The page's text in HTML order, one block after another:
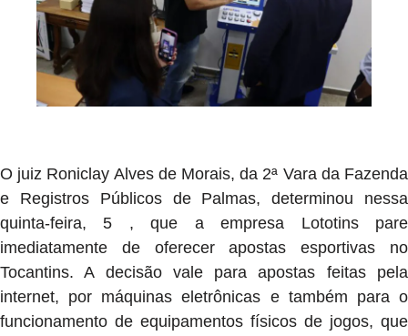
O juiz Roniclay Alves de Morais, da 2ª Vara da Fazenda
e Registros Públicos de Palmas, determinou nessa
quinta-feira, 5 , que a empresa Lototins pare
imediatamente de oferecer apostas esportivas no
Tocantins. A decisão vale para apostas feitas pela
internet, por máquinas eletrônicas e também para o
funcionamento de equipamentos físicos de jogos, que